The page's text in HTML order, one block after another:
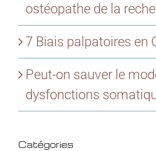
ostéopathe de la
7 Biais palpatoires en
Peut-on sauver le
dysfonctions
Catégories